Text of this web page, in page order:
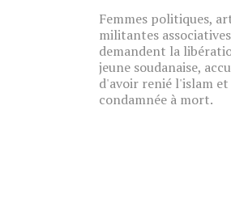
Femmes politiques,
militantes associatives
demandent la
jeune soudanaise,
d'avoir renié l'islam et
condamnée à mort.